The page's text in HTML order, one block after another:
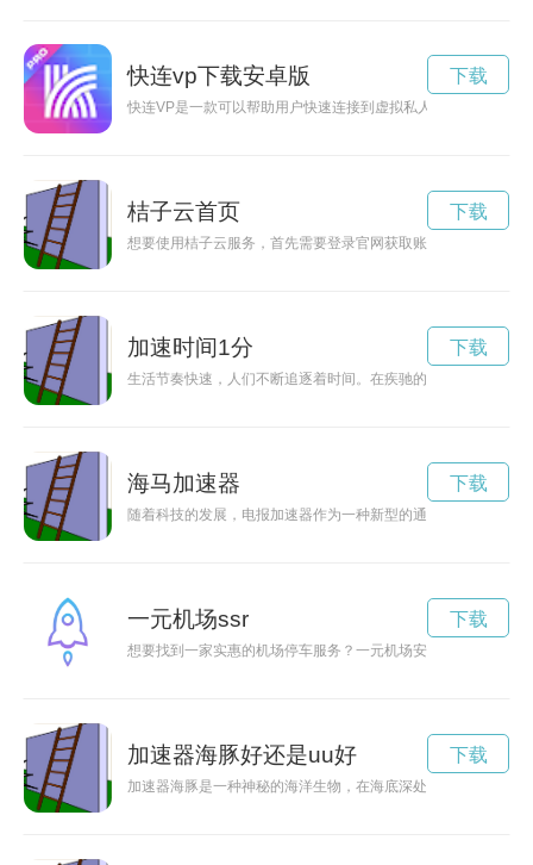
快连vp下载安卓版
快连VP是一款可以帮助用户快速连接到虚拟私人网络的工具，
下载
桔子云首页
想要使用桔子云服务，首先需要登录官网获取账号，下面是桔
下载
加速时间1分
生活节奏快速，人们不断追逐着时间。在疾驰的拼搏中，忙碌
下载
海马加速器
随着科技的发展，电报加速器作为一种新型的通讯工具已经逐
下载
一元机场ssr
想要找到一家实惠的机场停车服务？一元机场安卓下载app就
下载
加速器海豚好还是uu好
加速器海豚是一种神秘的海洋生物，在海底深处被科学家们发
下载